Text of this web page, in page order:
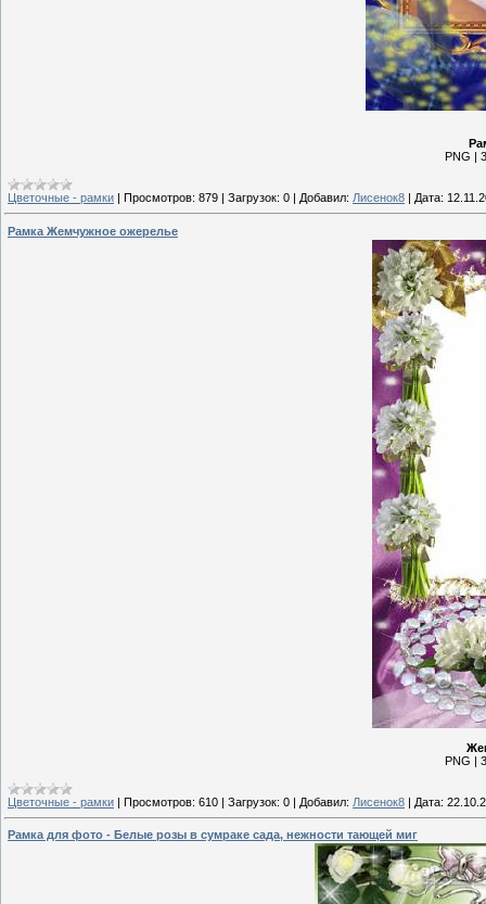
PNG |
Цветочные - рамки | Просмотров: 879 | Загрузок: 0 | Добавил: Лисенок8 | Дата:
Рамка Жемчужное ожерелье
PNG |
Цветочные - рамки | Просмотров: 610 | Загрузок: 0 | Добавил: Лисенок8 | Дата:
Рамка для фото - Белые розы в сумраке сада, нежности тающей миг